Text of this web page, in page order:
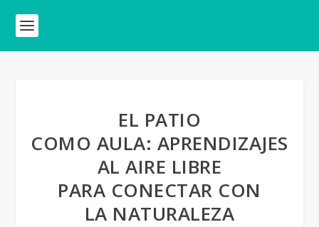
EL PATIO
COMO AULA: APRENDIZAJES
AL AIRE LIBRE
PARA CONECTAR CON
LA NATURALEZA